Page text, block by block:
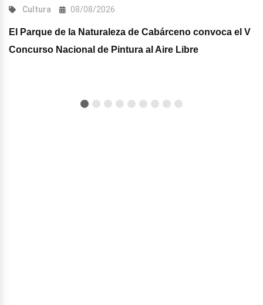
Cultura 08/08/2026
El Parque de la Naturaleza de Cabárceno convoca el V
Concurso Nacional de Pintura al Aire Libre